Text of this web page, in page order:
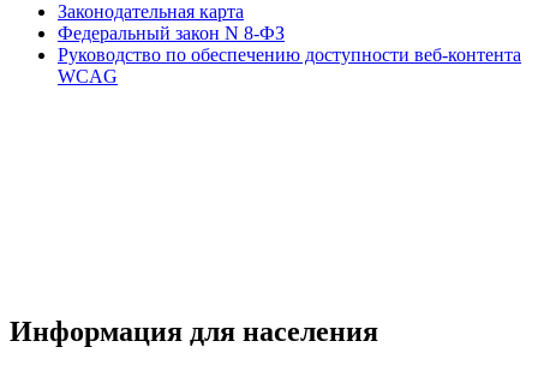
Законодательная карта
Федеральный закон N 8-ФЗ
Руководство по обеспечению доступности веб-контента
WCAG
Информация для населения